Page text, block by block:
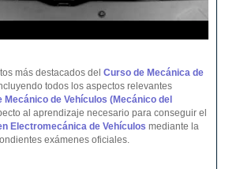
más destacados del Curso de Mecánica de
todos los aspectos relevantes
Mecánico de Vehículos (Mecánico del
al aprendizaje necesario para conseguir el
Electromecánica de Vehículos mediante la
exámenes oficiales.